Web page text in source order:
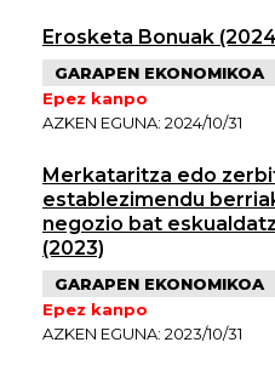
Erosketa Bonuak
GARAPEN EKONOMIKOA
Epez kanpo
AZKEN EGUNA: 2024/10/31
Merkataritza edo
establezimendu
negozio bat
(2023)
GARAPEN EKONOMIKOA
Epez kanpo
AZKEN EGUNA: 2023/10/31